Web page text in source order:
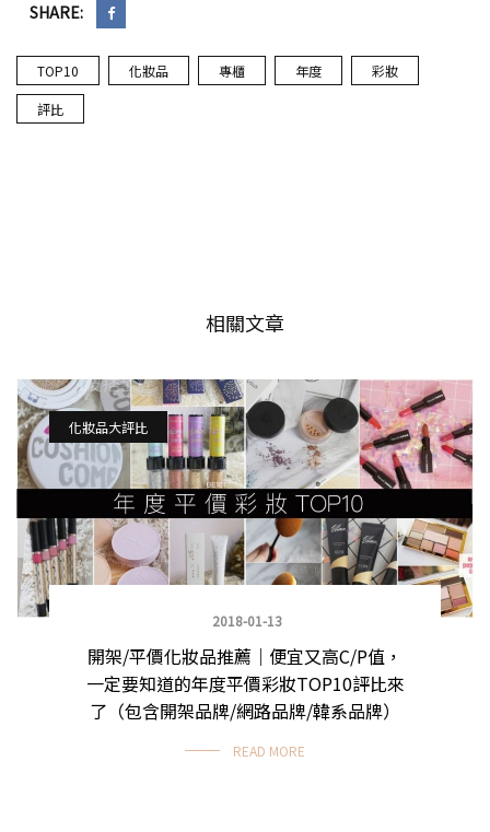
SHARE:
TOP10 化妝品 專櫃 年度 彩妝
評比
相關文章
化妝品大評比
2018-01-13
開架/平價化妝品推薦｜便宜又高C/P值，
一定要知道的年度平價彩妝TOP10評比來
了（包含開架品牌/網路品牌/韓系品牌）
READ MORE